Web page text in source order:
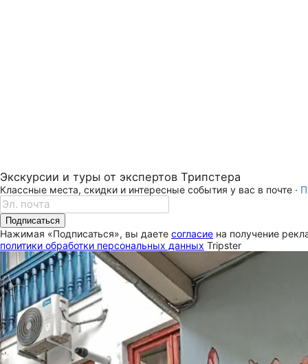
Экскурсии и туры от экспертов Трипстера
Классные места, скидки и интересные события у вас в почте ·
Подписаться
Нажимая «Подписаться», вы даете согласие на получение
политики обработки персональных данных Tripster